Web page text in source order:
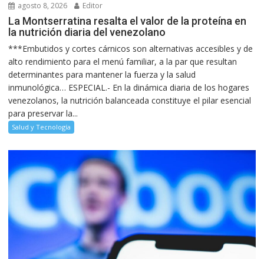
agosto 8, 2026 Editor
La Montserratina resalta el valor de la proteína en
la nutrición diaria del venezolano
***Embutidos y cortes cárnicos son alternativas accesibles y de
alto rendimiento para el menú familiar, a la par que resultan
determinantes para mantener la fuerza y la salud
inmunológica… ESPECIAL.- En la dinámica diaria de los hogares
venezolanos, la nutrición balanceada constituye el pilar esencial
para preservar la...
Salud y Tecnología